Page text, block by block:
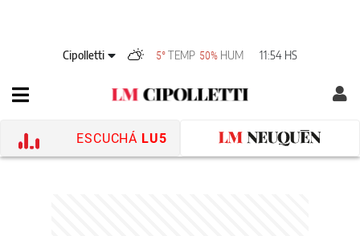
Cipolletti 5°TEMP 50% HUM 11:54 HS
ESCUCHÁ LU5